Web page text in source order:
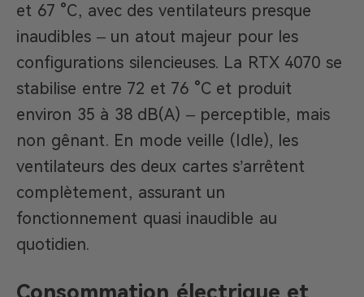
et 67 °C, avec des ventilateurs presque
inaudibles – un atout majeur pour les
configurations silencieuses. La RTX 4070 se
stabilise entre 72 et 76 °C et produit
environ 35 à 38 dB(A) – perceptible, mais
non gênant. En mode veille (Idle), les
ventilateurs des deux cartes s’arrêtent
complètement, assurant un
fonctionnement quasi inaudible au
quotidien.
Consommation électrique et